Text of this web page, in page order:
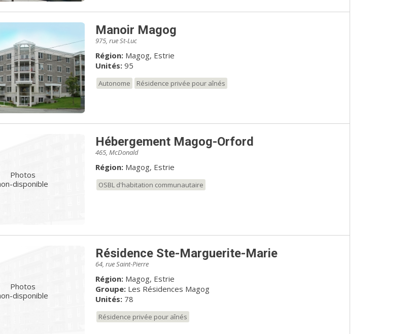
Manoir Magog
975, rue St-Luc
Région: Magog, Estrie
Unités:95
Autonome Résidence privée pour aînés
Photos
disponible
Hébergement Magog-Orford
465, McDonald
Région: Magog, Estrie
OSBL d'habitation communautaire
Photos
disponible
Résidence Ste-Marguerite-Marie
64, rue Saint-Pierre
Région: Magog, Estrie
Groupe: Les Résidences Magog
Unités:78
Résidence privée pour aînés